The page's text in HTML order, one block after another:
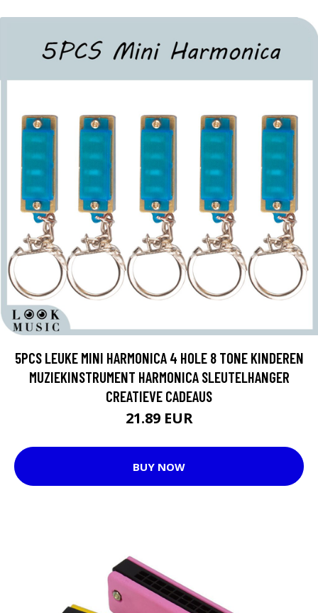
5PCS LEUKE MINI HARMONICA 4 HOLE 8 TONE KINDEREN
MUZIEKINSTRUMENT HARMONICA SLEUTELHANGER
CREATIEVE CADEAUS
21.89 EUR
BUY NOW